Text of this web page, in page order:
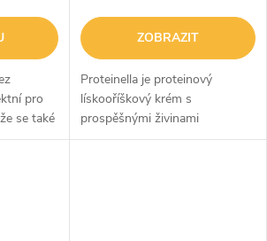
pro
se také
vlasy,
ZOBRAZIT
Proteinella je proteinový
lískooříškový krém s
prospěšnými živinami
- syrovátkový protein, vláknina